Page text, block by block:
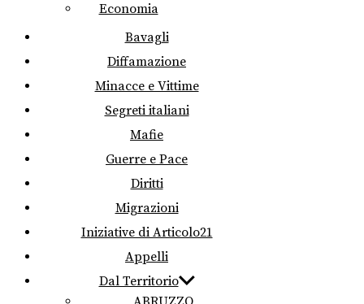
Economia
Bavagli
Diffamazione
Minacce e Vittime
Segreti italiani
Mafie
Guerre e Pace
Diritti
Migrazioni
Iniziative di Articolo21
Appelli
Dal Territorio